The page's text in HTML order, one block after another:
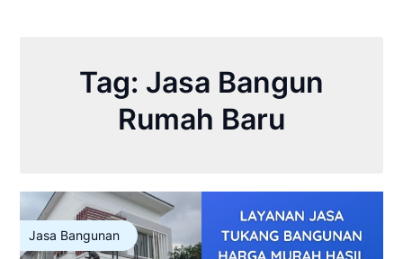
Tag: Jasa Bangun
Rumah Baru
Jasa Bangunan